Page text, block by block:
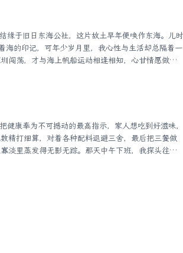
海的印记，可年少岁月里，我心性与生活却总隔着一
闯荡，才与海上帆船运动相逢相知，心甘情愿做一
船赛场，记忆定格在香港维多利亚港。那场赛事起锚
精打细算，对着各种配料退避三舍，最后把三餐做
淡里蒸发得无影无踪。那天中午下班，我探头往餐
亮的红烧肉往餐桌上放。我当场怔在原地，差点以